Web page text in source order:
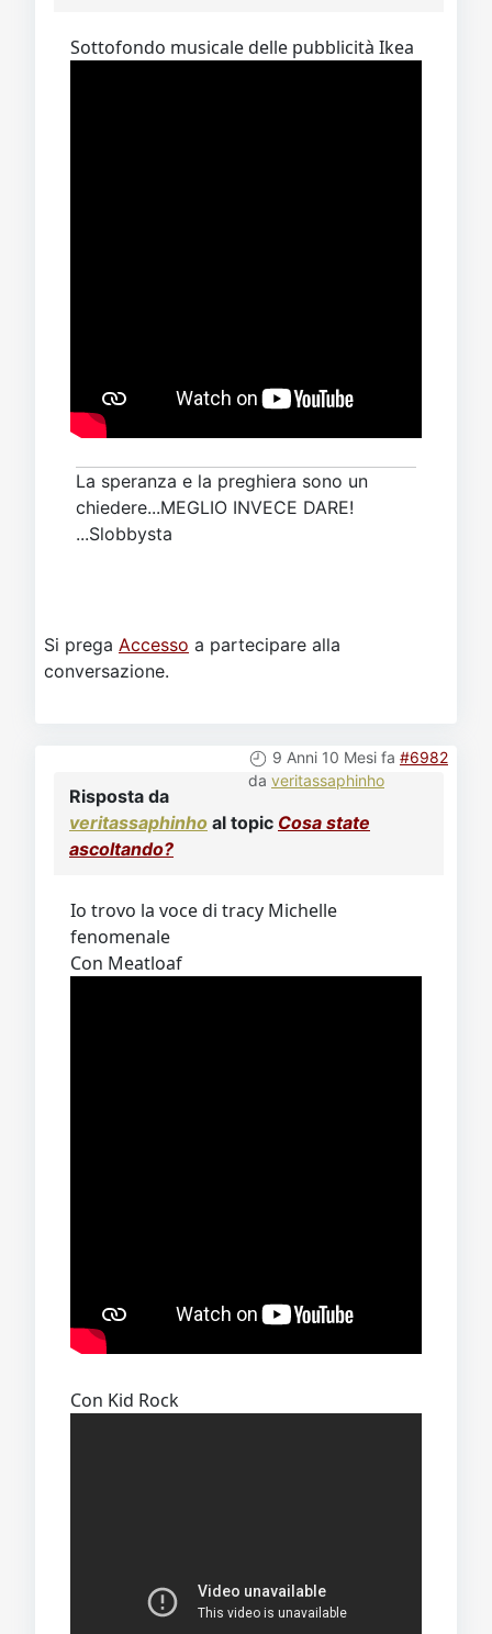
Sottofondo musicale delle pubblicità Ikea
La speranza e la preghiera sono un
chiedere...MEGLIO INVECE DARE!
...Slobbysta
Si prega Accesso a partecipare alla
conversazione.
9 Anni 10 Mesi fa #6982
da veritassaphinho
Risposta da
veritassaphinho al topic Cosa state
ascoltando?
Io trovo la voce di tracy Michelle
fenomenale
Con Meatloaf
Con Kid Rock